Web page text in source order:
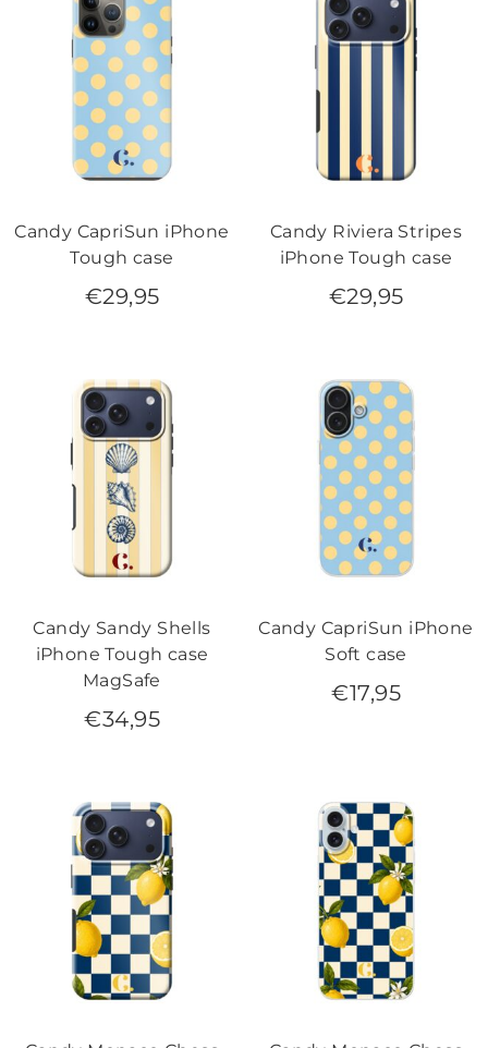
Candy CapriSun iPhone
Tough case
€29,95
Candy Riviera Stripes
iPhone Tough case
€29,95
Candy Sandy Shells
iPhone Tough case
MagSafe
€34,95
Candy CapriSun iPhone
Soft case
€17,95